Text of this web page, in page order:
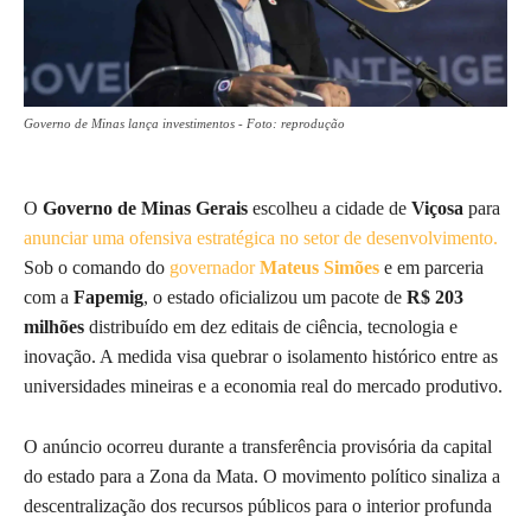
Governo de Minas lança investimentos - Foto: reprodução
O Governo de Minas Gerais escolheu a cidade de Viçosa para
anunciar uma ofensiva estratégica no setor de desenvolvimento.
Sob o comando do governadorMateus Simões e em parceria
com a Fapemig, o estado oficializou um pacote de R$ 203
milhões distribuído em dez editais de ciência, tecnologia e
inovação. A medida visa quebrar o isolamento histórico entre as
universidades mineiras e a economia real do mercado produtivo.
O anúncio ocorreu durante a transferência provisória da capital
do estado para a Zona da Mata. O movimento político sinaliza a
descentralização dos recursos públicos para o interior profunda